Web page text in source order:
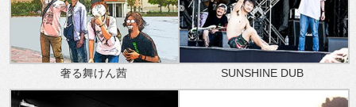
奢る舞けん茜 SUNSHINE DUB